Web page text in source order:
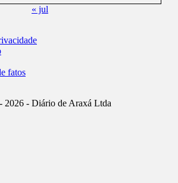
« jul
fatos
- Diário de Araxá Ltda